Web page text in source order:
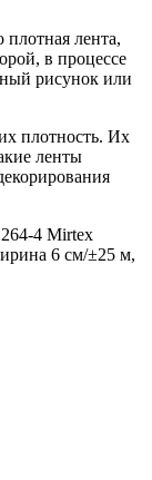
лента,
в процессе
рисунок или
плотность. Их
ленты
4 Mirtex
6 см/±25 м,